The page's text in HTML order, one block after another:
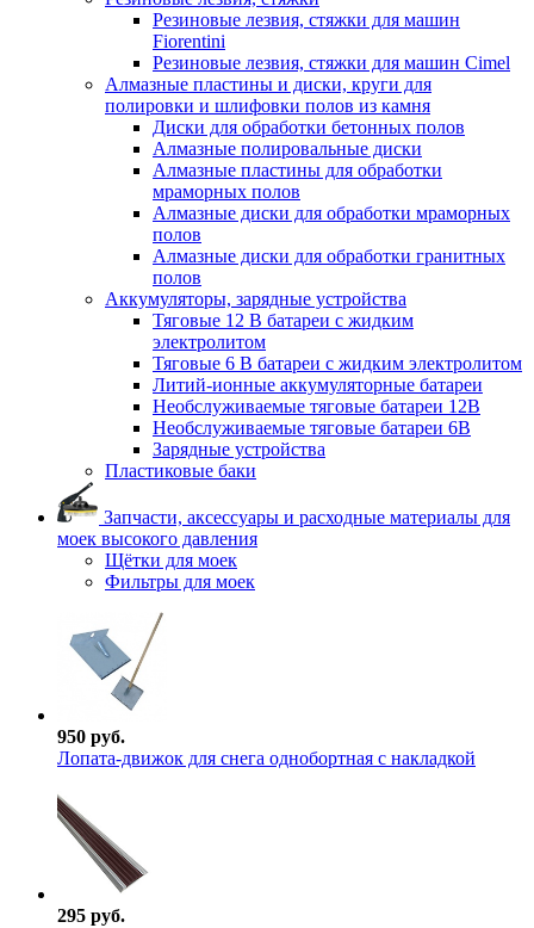
Резиновые лезвия, стяжки для машин
Fiorentini
Резиновые лезвия, стяжки для машин Cimel
Алмазные пластины и диски, круги для
полировки и шлифовки полов из камня
Диски для обработки бетонных полов
Алмазные полировальные диски
Алмазные пластины для обработки
мраморных полов
Алмазные диски для обработки мраморных
полов
Алмазные диски для обработки гранитных
полов
Аккумуляторы, зарядные устройства
Тяговые 12 В батареи с жидким
электролитом
Тяговые 6 В батареи с жидким электролитом
Литий-ионные аккумуляторные батареи
Необслуживаемые тяговые батареи 12В
Необслуживаемые тяговые батареи 6В
Зарядные устройства
Пластиковые баки
Запчасти, аксессуары и расходные материалы для
моек высокого давления
Щётки для моек
Фильтры для моек
950 руб.
Лопата-движок для снега однобортная с накладкой
295 руб.